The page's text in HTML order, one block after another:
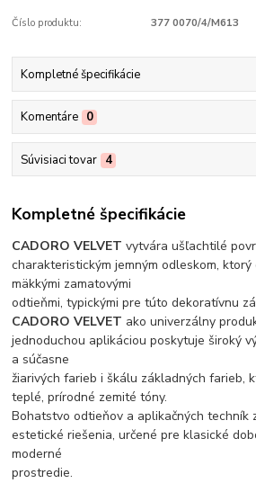
Číslo produktu: 377 0070/4/M613
Kompletné špecifikácie
Komentáre 0
Súvisiaci tovar 4
Kompletné špecifikácie
CADORO VELVET vytvára ušľachtilé
charakteristickým jemným odleskom,
mäkkými zamatovými
odtieňmi, typickými pre túto dekoratívnu
CADORO VELVET ako univerzálny
jednoduchou aplikáciou poskytuje široký
a súčasne
žiarivých farieb i škálu základných farieb,
teplé, prírodné zemité tóny.
Bohatstvo odtieňov a aplikačných techník
estetické riešenia, určené pre klasické
moderné
prostredie.